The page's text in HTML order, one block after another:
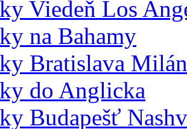
Viedeň Los
na Bahamy
Bratislava
do Anglicka
Budapešť